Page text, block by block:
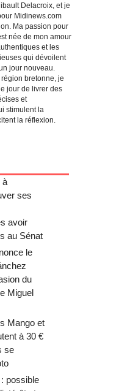
Delacroix, et je
Midinews.com
Ma passion pour
née de mon amour
et les
qui dévoilent
jour nouveau.
bretonne, je
jour de livrer des
et
stimulent la
la réflexion.
à
ses
avoir
au Sénat
le
du
Miguel
Mango et
à 30 €
se
possible